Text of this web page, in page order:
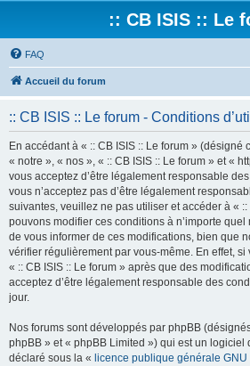
:: CB ISIS :: Le
FAQ
Accueil du forum
:: CB ISIS :: Le forum - Conditions
En accédant à « :: CB ISIS :: Le forum » (désigné
« notre », « nos », « :: CB ISIS :: Le forum » et «
vous acceptez d’être légalement responsable
vous n’acceptez pas d’être légalement
suivantes, veuillez ne pas utiliser et accéder à «
pouvons modifier ces conditions à n’importe
de vous informer de ces modifications, bien que
vérifier régulièrement par vous-même. En effet,
« :: CB ISIS :: Le forum » après que des
acceptez d’être légalement responsable des
jour.
Nos forums sont développés par phpBB
phpBB » et « phpBB Limited ») qui est un logiciel
déclaré sous la « licence publique générale GNU